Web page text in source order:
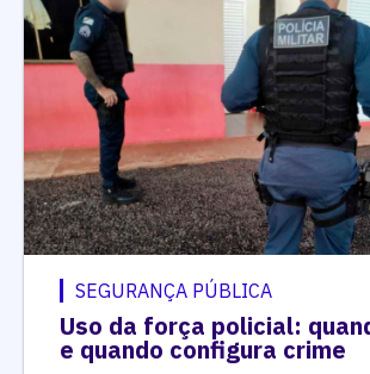
SEGURANÇA PÚBLICA
Uso da força policial:
e quando configura crime